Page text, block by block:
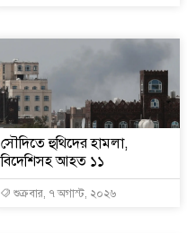
সৌদিতে হুথিদের হামলা,
বিদেশিসহ আহত ১১
শুক্রবার, ৭ অগাস্ট, ২০২৬